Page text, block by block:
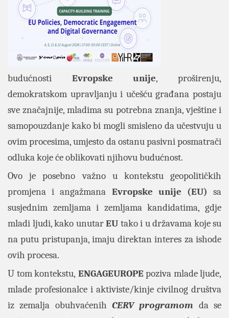
budućnosti Evropske unije, proširenju,
demokratskom upravljanju i učešću građana postaju
sve značajnije, mladima su potrebna znanja, vještine i
samopouzdanje kako bi mogli smisleno da učestvuju u
ovim procesima, umjesto da ostanu pasivni posmatrači
odluka koje će oblikovati njihovu budućnost.
Ovo je posebno važno u kontekstu geopolitičkih
promjena i angažmana Evropske unije (EU) sa
susjednim zemljama i zemljama kandidatima, gdje
mladi ljudi, kako unutarEU tako i u državama koje su
na putu pristupanja, imaju direktan interes za ishode
ovih procesa.
U tom kontekstu, ENGAGEUROPE poziva mlade ljude,
mlade profesionalce i aktiviste/kinje civilnog društva
iz zemalja obuhvaćenih CERV programom da se